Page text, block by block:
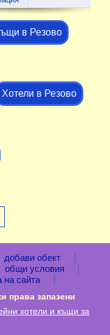
в Резово
Хотели в Резово
добави обект
общи условия
на сайта
права запазени
хотели и къщи за